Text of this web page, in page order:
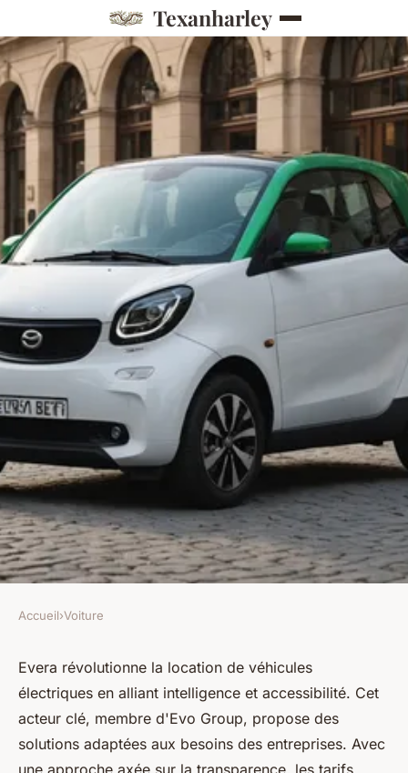
Texanharley
Evera : louez intelligent avec
des véhicules électriques
adaptés
Accueil›Voiture
Evera révolutionne la location de véhicules
électriques en alliant intelligence et accessibilité. Cet
acteur clé, membre d'Evo Group, propose des
solutions adaptées aux besoins des entreprises. Avec
une approche axée sur la transparence, les tarifs